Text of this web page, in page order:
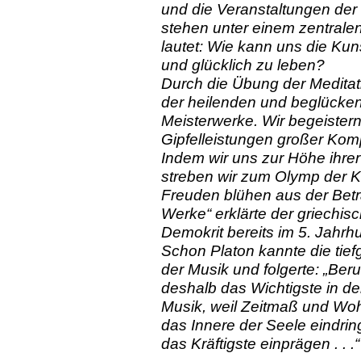
und die Veranstaltungen
stehen unter einem
lautet: Wie kann uns die
und glücklich zu leben?
Durch die Übung der
der heilenden und
Meisterwerke. Wir
Gipfelleistungen großer
Indem wir uns zur Höhe
streben wir zum Olymp der
Freuden blühen aus der
Werke“ erklärte der
Demokrit bereits im 5.
Schon Platon kannte die
der Musik und folgerte:
deshalb das Wichtigste in
Musik, weil Zeitmaß und
das Innere der Seele
das Kräftigste einprägen . .